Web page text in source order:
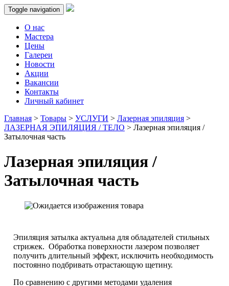
Toggle navigation
О нас
Мастера
Цены
Галереи
Новости
Акции
Вакансии
Контакты
Личный кабинет
Главная > Товары > УСЛУГИ > Лазерная эпиляция >
ЛАЗЕРНАЯ ЭПИЛЯЦИЯ / ТЕЛО > Лазерная эпиляция /
Затылочная часть
Лазерная эпиляция /
Затылочная часть
Эпиляция затылка актуальна для обладателей стильных
стрижек. Обработка поверхности лазером позволяет
получить длительный эффект, исключить необходимость
постоянно подбривать отрастающую щетину.
По сравнению с другими методами удаления